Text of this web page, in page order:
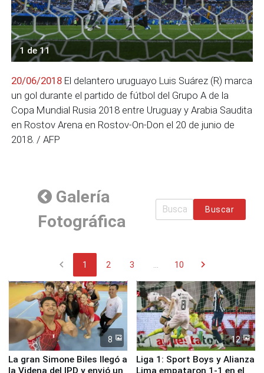
1 de 11
20/06/2018 El delantero uruguayo Luis Suárez (R) marca
un gol durante el partido de fútbol del Grupo A de la
Copa Mundial Rusia 2018 entre Uruguay y Arabia Saudita
en Rostov Arena en Rostov-On-Don el 20 de junio de
2018. / AFP
Galería
Fotográfica
Buscar
chevron_left 1 2 3 10 chevron_right
8
La gran Simone Biles llegó a
la Videna del IPD y envió un
12
Liga 1: Sport Boys y Alianza
Lima empataron 1-1 en el